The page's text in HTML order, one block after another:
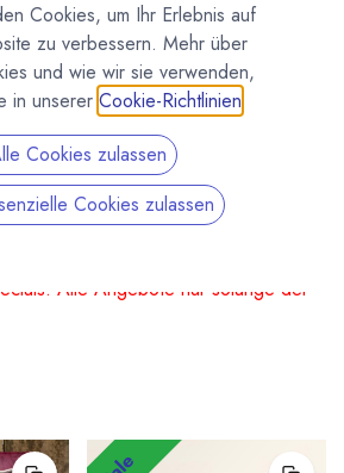
Lager. Viele
Zutaten zum
und Aktionen
Rette leckere Schokoladen,
und mehr. Hier findest Du
Alle Angebote nur solange der
Cookies, um Ihr Erlebnis auf
zu verbessern. Mehr über
und wie wir sie verwenden,
in unserer Cookie-Richtlinien
Cookies zulassen
Cookies zulassen